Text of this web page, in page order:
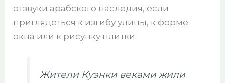
отзвуки арабского наследия, если
приглядеться к изгибу улицы, к форме
окна или к рисунку плитки.
Жители Куэнки веками жили